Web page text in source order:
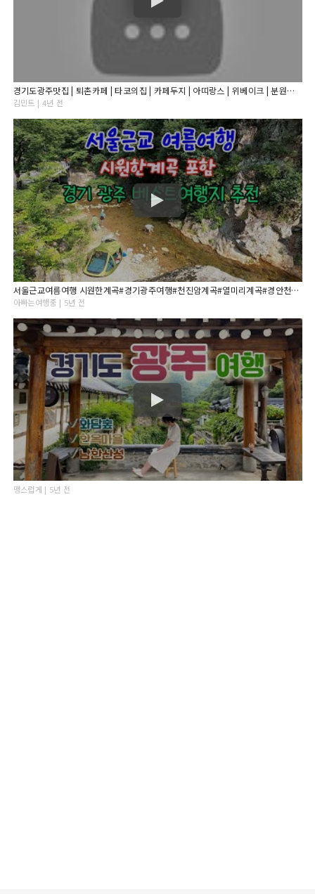
경기도광주맛집 | 퇴촌카페 | 타코의집 | 카페두지 | 아띠랑스 | 위베이크 | 분원리 | 팔당 | 걷기 | 운동 | 산책코스 | 대형카페 | 막국수맛집 | 봉진막국수| 데이트코스
김민트 | 4년 전
서울근교여름여행 시원한계곡#경기광주여행#천진암계곡#열미리계곡#경안천습지생태공원#팔당물안개공원#분원백자자료관#중대물빛공원
아빠는여행중 | 5년 전
맹스럽게 | 5년 전